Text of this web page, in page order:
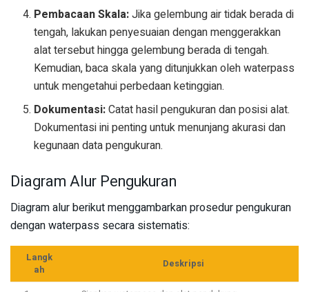
Pembacaan Skala:Jika gelembung air tidak berada di
tengah, lakukan penyesuaian dengan menggerakkan
alat tersebut hingga gelembung berada di tengah.
Kemudian, baca skala yang ditunjukkan oleh waterpass
untuk mengetahui perbedaan ketinggian.
Dokumentasi:Catat hasil pengukuran dan posisi alat.
Dokumentasi ini penting untuk menunjang akurasi dan
kegunaan data pengukuran.
Diagram Alur Pengukuran
Diagram alur berikut menggambarkan prosedur pengukuran
dengan waterpass secara sistematis:
Langk
ah
Deskripsi